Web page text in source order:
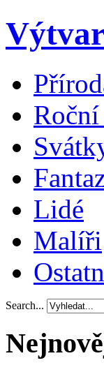
Lidé
Malíři
Search...